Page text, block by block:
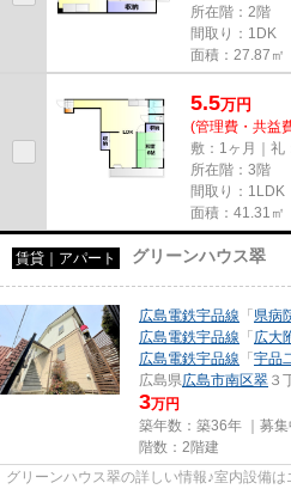
所在階：2階
間取り：1DK
面積：27.87㎡
5.5万円
(管理費・共益
敷：1ヶ月｜礼
所在階：3階
間取り：1LDK
面積：41.31㎡
賃貸｜アパート グリーンハウス翠
広島電鉄宇品線 「 県病
広島電鉄宇品線 「 広大
広島電鉄宇品線 「 宇品
広島県広島市南区翠 ３
3万円
築年数：築36年 ｜募集
階数：2階建
グリーンハウス翠の詳しい情報♪室内設備